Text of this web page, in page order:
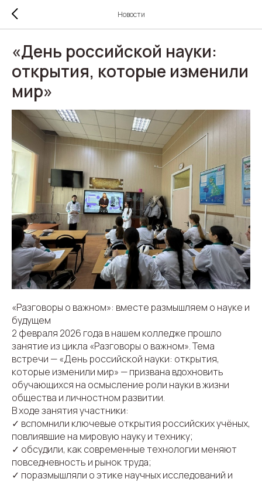
Новости
«День российской науки:
открытия, которые изменили
мир»
«Разговоры о важном»: вместе размышляем о науке и
будущем
2 февраля 2026 года в нашем колледже прошло
занятие из цикла «Разговоры о важном». Тема
встречи — «День российской науки: открытия,
которые изменили мир» — призвана вдохновить
обучающихся на осмысление роли науки в жизни
общества и личностном развитии.
В ходе занятия участники:
✓ вспомнили ключевые открытия российских учёных,
повлиявшие на мировую науку и технику;
✓ обсудили, как современные технологии меняют
повседневность и рынок труда;
✓ поразмышляли о этике научных исследований и